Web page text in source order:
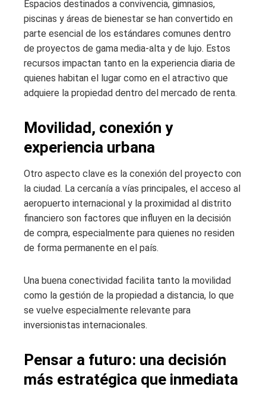
Espacios destinados a convivencia, gimnasios,
piscinas y áreas de bienestar se han convertido en
parte esencial de los estándares comunes dentro
de proyectos de gama media-alta y de lujo. Estos
recursos impactan tanto en la experiencia diaria de
quienes habitan el lugar como en el atractivo que
adquiere la propiedad dentro del mercado de renta.
Movilidad, conexión y
experiencia urbana
Otro aspecto clave es la conexión del proyecto con
la ciudad. La cercanía a vías principales, el acceso al
aeropuerto internacional y la proximidad al distrito
financiero son factores que influyen en la decisión
de compra, especialmente para quienes no residen
de forma permanente en el país.
Una buena conectividad facilita tanto la movilidad
como la gestión de la propiedad a distancia, lo que
se vuelve especialmente relevante para
inversionistas internacionales.
Pensar a futuro: una decisión
más estratégica que inmediata